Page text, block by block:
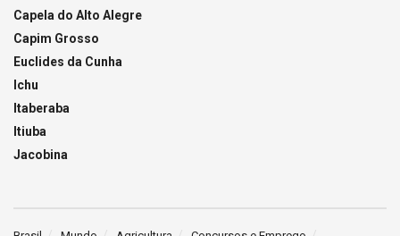
Capela do Alto Alegre
Capim Grosso
Euclides da Cunha
Ichu
Itaberaba
Itiuba
Jacobina